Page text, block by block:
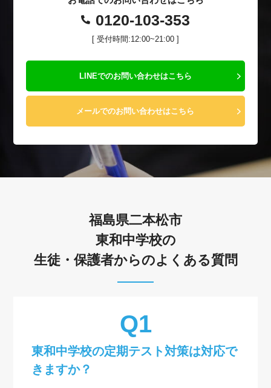
0120-103-353
[ 受付時間:12:00~21:00 ]
LINEでのお問い合わせはこちら
メールでのお問い合わせはこちら
福島県二本松市
東和中学校の
生徒・保護者からのよくある質問
東和中学校の定期テスト対策は対応で
きますか？